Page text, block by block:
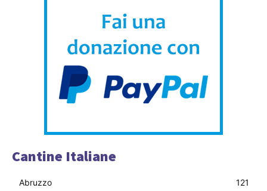
Cantine Italiane
Abruzzo
121